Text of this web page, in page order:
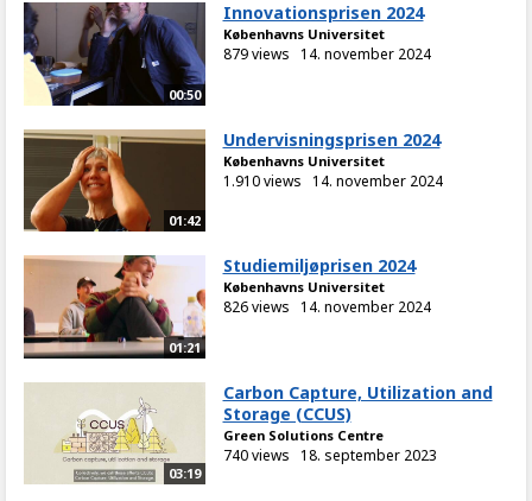
00:50
Innovationsprisen 2024
Københavns Universitet
879 views 14. november 2024
01:42
Undervisningsprisen 2024
Københavns Universitet
1.910 views 14. november 2024
01:21
Studiemiljøprisen 2024
Københavns Universitet
826 views 14. november 2024
03:19
Carbon Capture, Utilization and
Storage (CCUS)
Green Solutions Centre
740 views 18. september 2023